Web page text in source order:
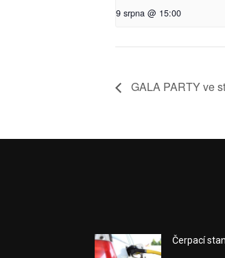
9 srpna @ 15:00
GALA PARTY ve
Čerpací